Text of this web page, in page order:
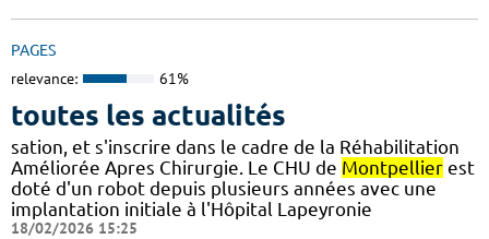
PAGES
relevance: 61%
toutes les actualités
sation, et s'inscrire dans le cadre de la Réhabilitation
Améliorée Apres Chirurgie. Le CHU de Montpellier est
doté d'un robot depuis plusieurs années avec une
implantation initiale à l'Hôpital Lapeyronie
18/02/2026 15:25